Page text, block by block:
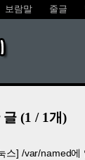
보람말 줄글
(1 / 1개)
스] /var/named에